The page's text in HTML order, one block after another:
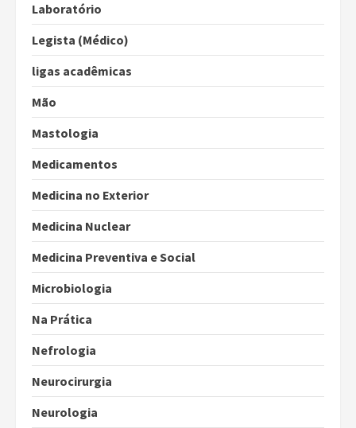
Laboratório
Legista (Médico)
ligas acadêmicas
Mão
Mastologia
Medicamentos
Medicina no Exterior
Medicina Nuclear
Medicina Preventiva e Social
Microbiologia
Na Prática
Nefrologia
Neurocirurgia
Neurologia